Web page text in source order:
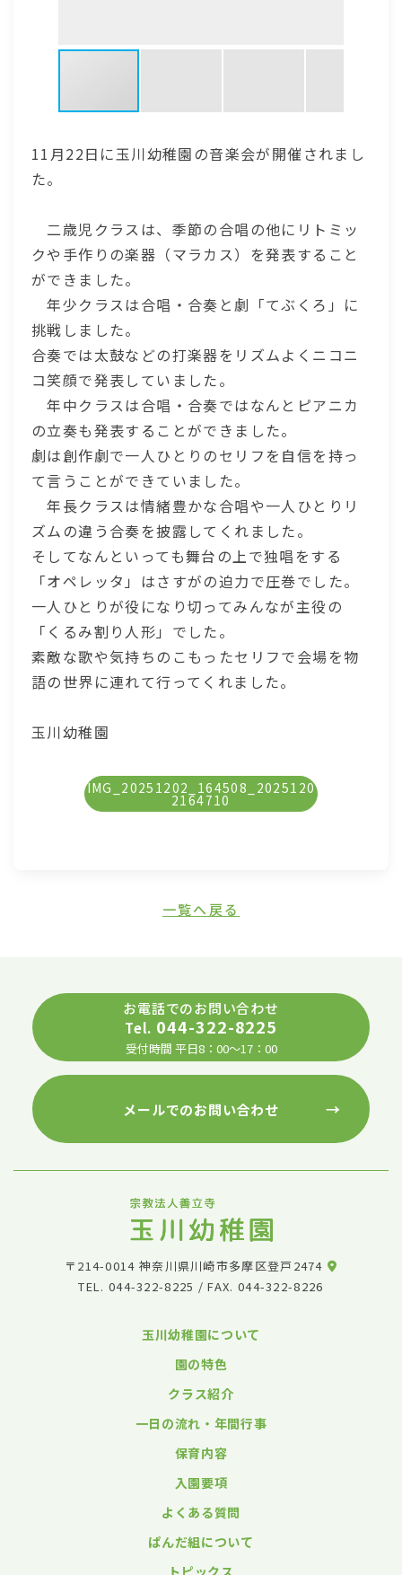
11月22日に玉川幼稚園の音楽会が開催されまし
た。
二歳児クラスは、季節の合唱の他にリトミッ
クや手作りの楽器（マラカス）を発表すること
ができました。
年少クラスは合唱・合奏と劇「てぶくろ」に
挑戦しました。
合奏では太鼓などの打楽器をリズムよくニコニ
コ笑顔で発表していました。
年中クラスは合唱・合奏ではなんとピアニカ
の立奏も発表することができました。
劇は創作劇で一人ひとりのセリフを自信を持っ
て言うことができていました。
年長クラスは情緒豊かな合唱や一人ひとりリ
ズムの違う合奏を披露してくれました。
そしてなんといっても舞台の上で独唱をする
「オペレッタ」はさすがの迫力で圧巻でした。
一人ひとりが役になり切ってみんなが主役の
「くるみ割り人形」でした。
素敵な歌や気持ちのこもったセリフで会場を物
語の世界に連れて行ってくれました。
玉川幼稚園
IMG_20251202_164508_2025120
2164710
一覧へ戻る
お電話でのお問い合わせ
Tel. 044-322-8225
受付時間 平日8：00～17：00
メールでのお問い合わせ →
〒214-0014 神奈川県川崎市多摩区登戸2474
TEL. 044-322-8225 / FAX. 044-322-8226
玉川幼稚園について
園の特色
クラス紹介
一日の流れ・年間行事
保育内容
入園要項
よくある質問
ぱんだ組について